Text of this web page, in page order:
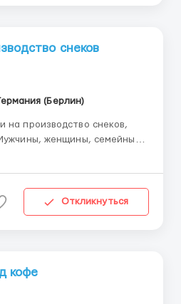
снеков
(Берлин)
на производство снеков,
часов в день. Предоставляется...Откликнуться
кофе